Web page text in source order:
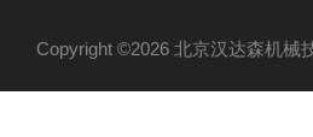
Copyright ©2026 北京汉达森机